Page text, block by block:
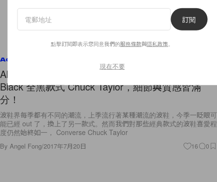
Accessories
All Black 造型總不能少了它：Converse 推出 Triple
Black 全黑款式 Chuck Taylor，細節與質感皆滿
分！
波鞋界每季都有不同的潮流，上季流行著某種潮流的波鞋，今季一眨眼可
能已經 out 了，換上了另一款式。然而我們對那些經典款式的波鞋喜愛程
度仍然始終如一， Converse Chuck Taylor
By Angel Fong/2017年7月20日 16 0
訂閱
點擊訂閱即表示您同意我們的服務條款與隱私政策
現在不要